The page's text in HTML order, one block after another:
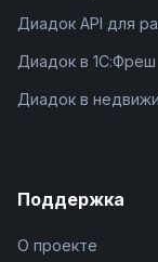
Диадок API для
Диадок в 1С:Фреш
Диадок в
Поддержка
О проекте